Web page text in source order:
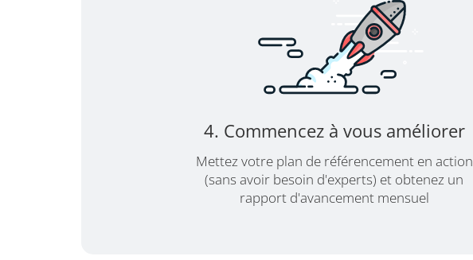
4. Commencez à vous améliorer
Mettez votre plan de référencement en action
(sans avoir besoin d'experts) et obtenez un
rapport d'avancement mensuel